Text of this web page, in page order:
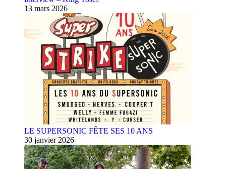
13 mars 2026
LE SUPERSONIC FÊTE SES 10 ANS
30 janvier 2026